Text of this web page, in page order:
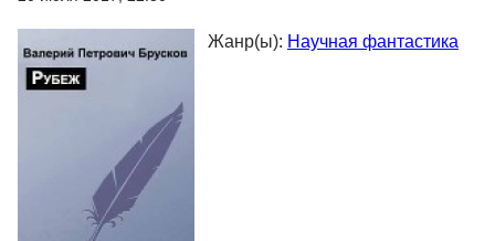
Жанр(ы): Научная фантастика